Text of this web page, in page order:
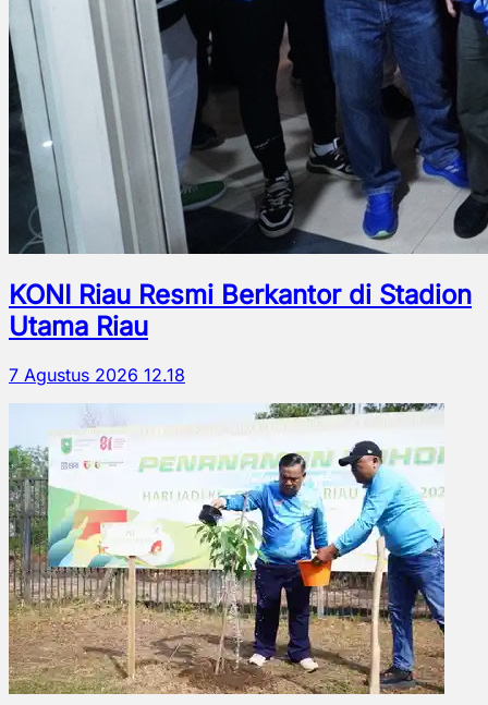
KONI Riau Resmi Berkantor di Stadion
Utama Riau
7 Agustus 2026 12.18